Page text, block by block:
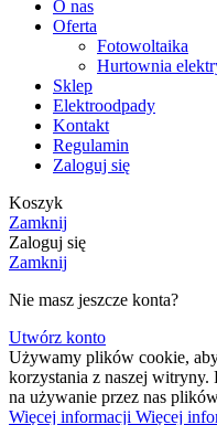
O nas
Oferta
Fotowoltaika
Hurtownia
Sklep
Elektroodpady
Kontakt
Regulamin
Zaloguj się
Koszyk
Zamknij
Zaloguj się
Zamknij
Nie masz jeszcze konta?
Utwórz konto
Używamy plików cookie,
korzystania z naszej witryny.
na używanie przez nas
Więcej informacji Więcej